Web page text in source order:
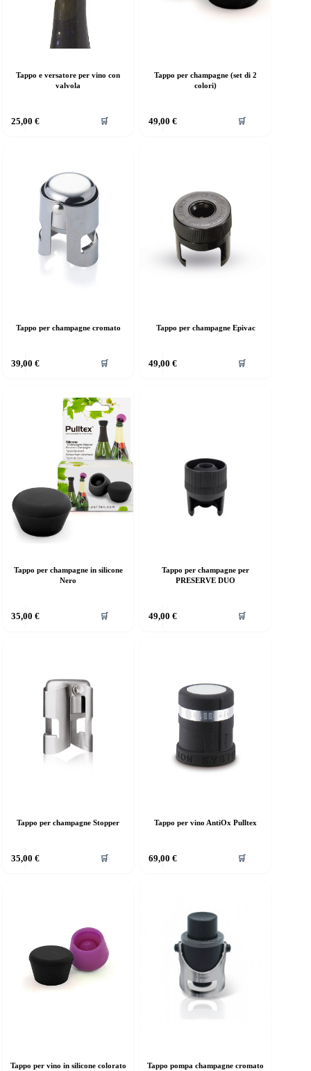
Tappo e versatore per vino con
valvola
25,00 € 🛒
Tappo per champagne (set di 2
colori)
49,00 € 🛒
Tappo per champagne cromato
39,00 € 🛒
Tappo per champagne Epivac
49,00 € 🛒
Tappo per champagne in silicone
Nero
35,00 € 🛒
Tappo per champagne per
PRESERVE DUO
49,00 € 🛒
Tappo per champagne Stopper
35,00 € 🛒
Tappo per vino AntiOx Pulltex
69,00 € 🛒
Tappo per vino in silicone colorato Tappo pompa champagne cromato